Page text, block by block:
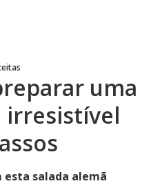
uma
irresistível
esta salada alemã